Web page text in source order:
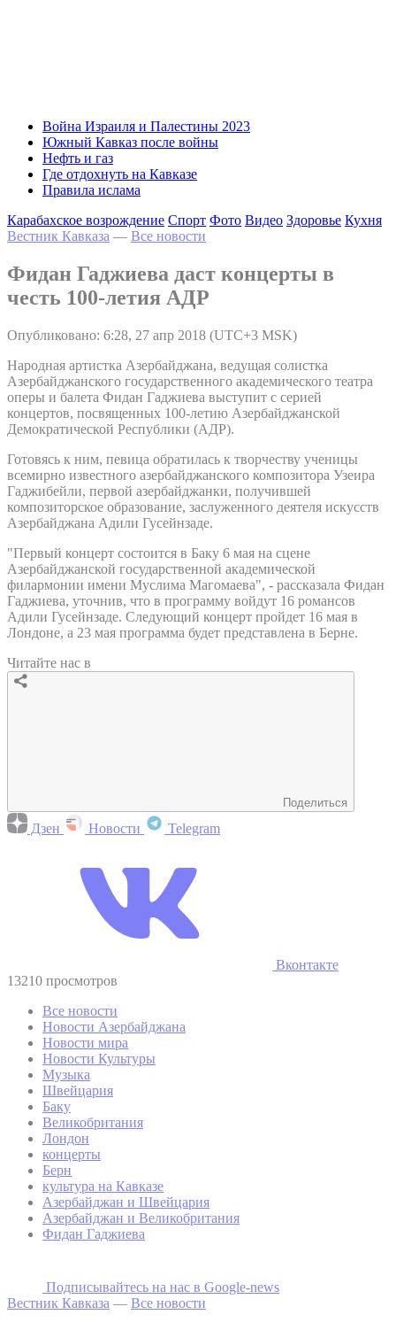
Война Израиля и Палестины 2023
Южный Кавказ после войны
Нефть и газ
Где отдохнуть на Кавказе
Правила ислама
Карабахское возрождение Спорт Фото Видео Здоровье Кухня
Вестник Кавказа — Все новости
Фидан Гаджиева даст концерты в
честь 100-летия АДР
Опубликовано: 6:28, 27 апр 2018 (UTC+3 MSK)
Народная артистка Азербайджана, ведущая солистка
Азербайджанского государственного академического театра
оперы и балета Фидан Гаджиева выступит с серией
концертов, посвященных 100-летию Азербайджанской
Демократической Республики (АДР).
Готовясь к ним, певица обратилась к творчеству ученицы
всемирно известного азербайджанского композитора Узеира
Гаджибейли, первой азербайджанки, получившей
композиторское образование, заслуженного деятеля искусств
Азербайджана Адили Гусейнзаде.
"Первый концерт состоится в Баку 6 мая на сцене
Азербайджанской государственной академической
филармонии имени Муслима Магомаева", - рассказала Фидан
Гаджиева, уточнив, что в программу войдут 16 романсов
Адили Гусейнзаде. Следующий концерт пройдет 16 мая в
Лондоне, а 23 мая программа будет представлена в Берне.
Читайте нас в
Поделиться
Дзен Новости Telegram
Вконтакте
13210 просмотров
Все новости
Новости Азербайджана
Новости мира
Новости Культуры
Музыка
Швейцария
Баку
Великобритания
Лондон
концерты
Берн
культура на Кавказе
Азербайджан и Швейцария
Азербайджан и Великобритания
Фидан Гаджиева
Подписывайтесь на наc в Google-news
Вестник Кавказа — Все новости